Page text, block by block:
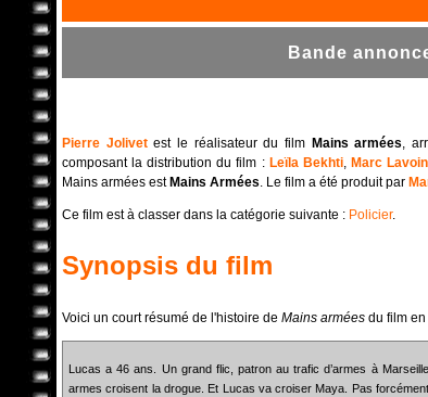
Bande
Pierre Jolivetest le réalisateur du film Mains armées,
composant la distribution du film : Leïla Bekhti, Marc
Mains armées est Mains Armées. Le film a été produit par
Ce film est à classer dans la catégorie suivante : Policier.
Synopsis du film
Voici un court résumé de l'histoire de Mains armées du film
Lucas a 46 ans. Un grand flic, patron au trafic d’armes à
armes croisent la drogue. Et Lucas va croiser Maya. Pas